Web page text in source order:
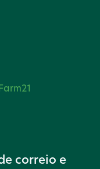
correio e